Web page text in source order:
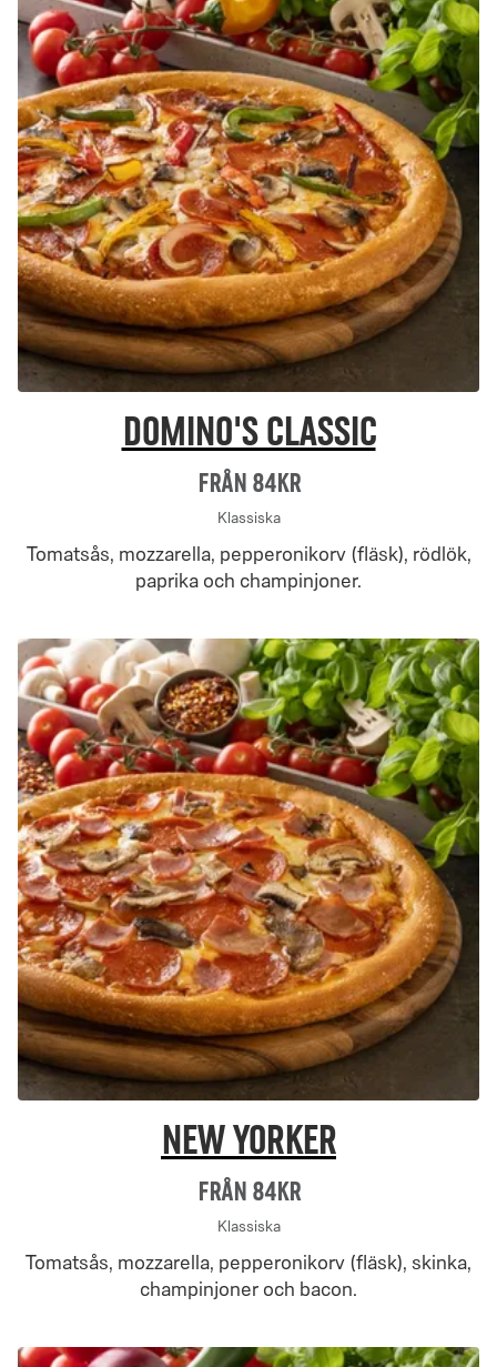
Domino's Classic
Från 84Kr
Klassiska
Tomatsås, mozzarella, pepperonikorv (fläsk), rödlök,
paprika och champinjoner.
New Yorker
Från 84Kr
Klassiska
Tomatsås, mozzarella, pepperonikorv (fläsk), skinka,
champinjoner och bacon.